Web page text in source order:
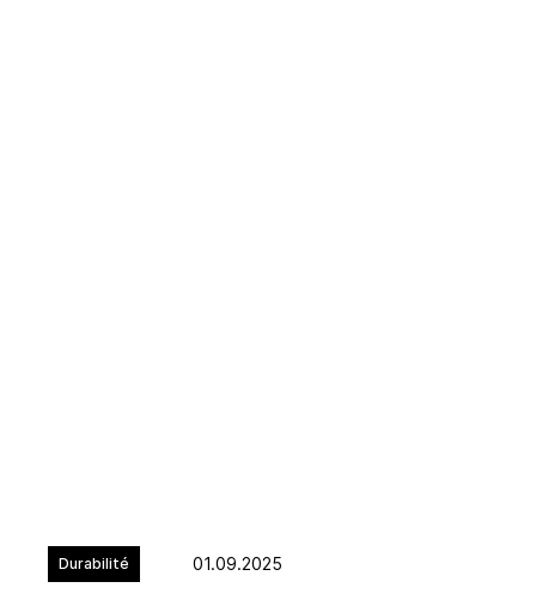
Durabilité 01.09.2025